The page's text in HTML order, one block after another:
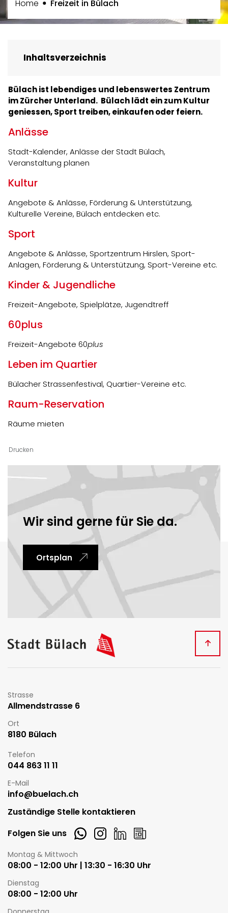
Home Freizeit in Bülach
Inhaltsverzeichnis
Bülach ist lebendiges und lebenswertes Zentrum
im Zürcher Unterland. Bülach lädt ein zum Kultur
geniessen, Sport treiben, einkaufen oder feiern.
Anlässe
Stadt-Kalender, Anlässe der Stadt Bülach,
Veranstaltung planen
Kultur
Angebote & Anlässe, Förderung & Unterstützung,
Kulturelle Vereine, Bülach entdecken etc.
Sport
Angebote & Anlässe, Sportzentrum Hirslen, Sport-
Anlagen, Förderung & Unterstützung, Sport-Vereine etc.
Kinder & Jugendliche
Freizeit-Angebote, Spielplätze, Jugendtreff
60plus
Freizeit-Angebote 60plus
Leben im Quartier
Bülacher Strassenfestival, Quartier-Vereine etc.
Raum-Reservation
Räume mieten
Drucken
Ortsinformationen
Wir sind gerne für Sie da.
Ortsplan
Kontakt
Strasse
Allmendstrasse 6
Ort
8180 Bülach
Telefon
044 863 11 11
E-Mail
info@buelach.ch
Zuständige Stelle kontaktieren
Folgen Sie uns
WhatsappInstagram
LinkedInNewsletter
Öffnungszeiten
Montag & Mittwoch
08:00 - 12:00 Uhr | 13:30 - 16:30 Uhr
Dienstag
08:00 - 12:00 Uhr